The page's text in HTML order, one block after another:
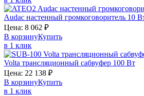
Audac настенный громкоговоритель 10
Цена: 8 062 ₽
В корзинуКупить
в 1 клик
Volta трансляционный сабвуфер 100 Вт
Цена: 22 138 ₽
В корзинуКупить
в 1 клик